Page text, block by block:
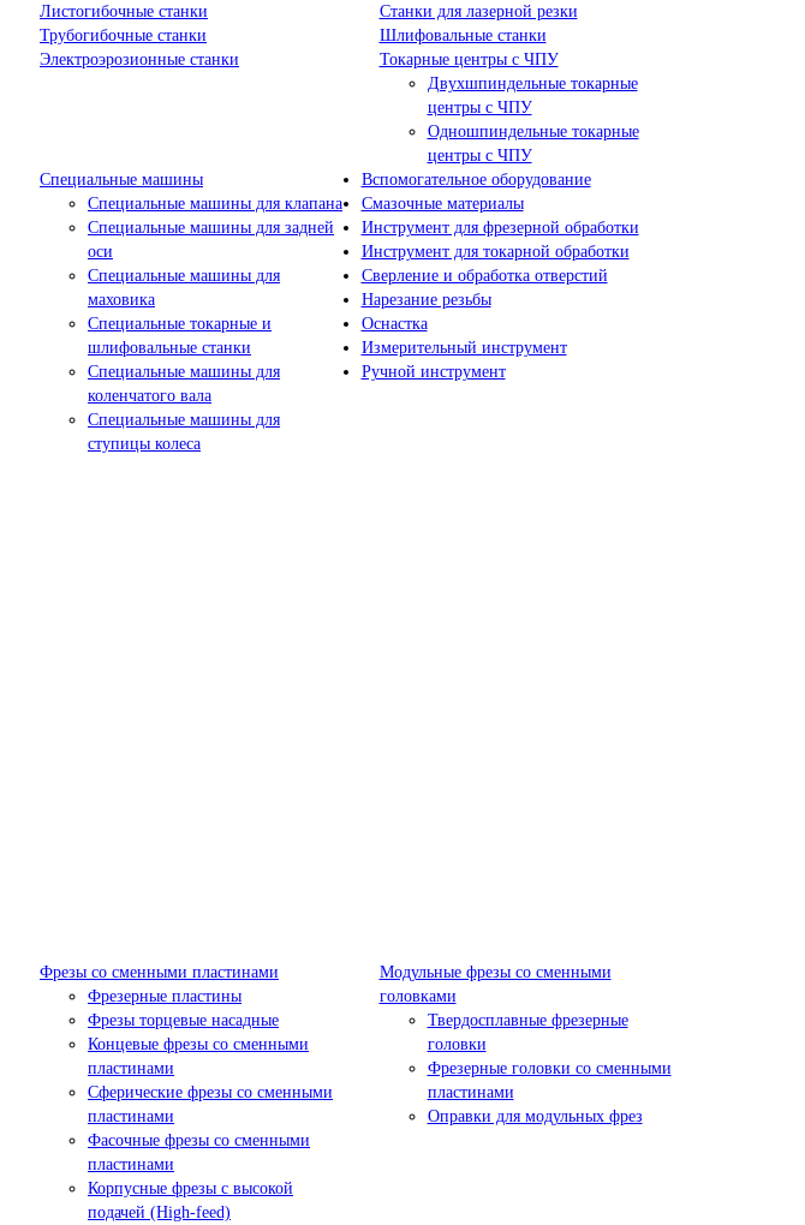
Листогибочные станки
Станки для лазерной резки
Трубогибочные станки
Шлифовальные станки
Электроэрозионные станки
Токарные центры с ЧПУ
Двухшпиндельные токарные
центры с ЧПУ
Одношпиндельные токарные
центры с ЧПУ
Специальные машины
Специальные машины для клапана
Специальные машины для задней
оси
Специальные машины для
маховика
Специальные токарные и
шлифовальные станки
Специальные машины для
коленчатого вала
Специальные машины для
ступицы колеса
Вспомогательное оборудование
Смазочные материалы
Инструмент для фрезерной обработки
Фрезы со сменными пластинами
Фрезерные пластины
Фрезы торцевые насадные
Концевые фрезы со сменными
пластинами
Сферические фрезы со сменными
пластинами
Фасочные фрезы со сменными
пластинами
Корпусные фрезы с высокой
подачей (High-feed)
Модульные фрезы со сменными
головками
Твердосплавные фрезерные
головки
Фрезерные головки со сменными
пластинами
Оправки для модульных фрез
Инструмент для токарной обработки
Сверление и обработка отверстий
Нарезание резьбы
Оснастка
Измерительный инструмент
Ручной инструмент